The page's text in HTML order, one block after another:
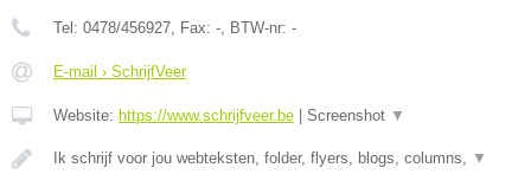
Tel: 0478/456927, Fax: -, BTW-nr: -
E-mail › SchrijfVeer
Website: https://www.schrijfveer.be Screenshot ▼
Ik schrijf voor jou webteksten, folder, flyers, blogs, columns, ▼